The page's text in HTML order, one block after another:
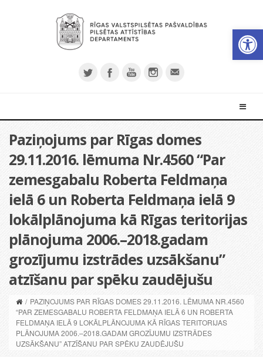
Paziņojums par Rīgas domes
29.11.2016. lēmuma Nr.4560 “Par
zemesgabalu Roberta Feldmaņa
ielā 6 un Roberta Feldmaņa ielā 9
lokālplānojuma kā Rīgas teritorijas
plānojuma 2006.–2018.gadam
grozījumu izstrādes uzsākšanu”
atzīšanu par spēku zaudējušu
/ PAZIŅOJUMS PAR RĪGAS DOMES 29.11.2016. LĒMUMA NR.4560
“PAR ZEMESGABALU ROBERTA FELDMAŅA IELĀ 6 UN ROBERTA
FELDMAŅA IELĀ 9 LOKĀLPLĀNOJUMA KĀ RĪGAS TERITORIJAS
PLĀNOJUMA 2006.–2018.GADAM GROZĪJUMU IZSTRĀDES
UZSĀKŠANU” ATZĪŠANU PAR SPĒKU ZAUDĒJUŠU